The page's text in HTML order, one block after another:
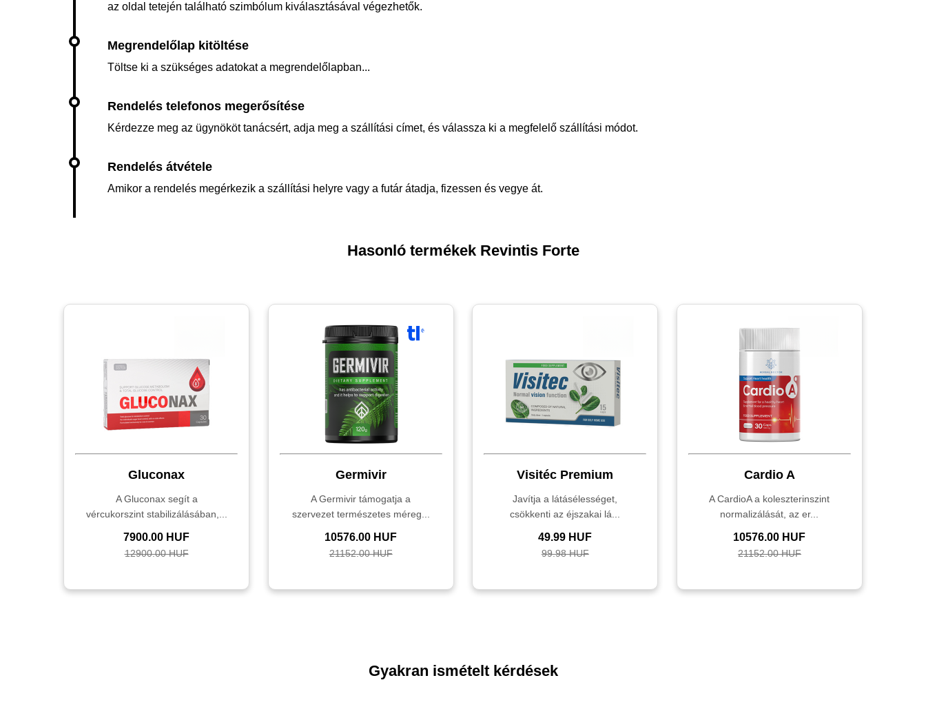
az oldal tetején található szimbólum kiválasztásával végezhetők.
Töltse ki a szükséges adatokat a megrendelőlapban...
Kérdezze meg az ügynököt tanácsért, adja meg a szállítási címet, és válassza ki a megfelelő szállítási módot.
Amikor a rendelés megérkezik a szállítási helyre vagy a futár átadja, fizessen és vegye át.
Hasonló termékek Revintis Forte
Gluconax
A Gluconax segít a
vércukorszint stabilizálásában,...
7900.00 HUF
12900.00 HUF
Germivir
A Germivir támogatja a
szervezet természetes méreg...
10576.00 HUF
21152.00 HUF
Visitéc Premium
Javítja a látásélességet,
csökkenti az éjszakai lá...
49.99 HUF
99.98 HUF
Cardio A
A CardioA a koleszterinszint
normalizálását, az er...
10576.00 HUF
21152.00 HUF
Gyakran ismételt kérdések